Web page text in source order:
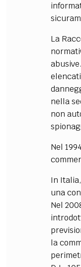
La
nella
non
Nel
In
una
Nel
la